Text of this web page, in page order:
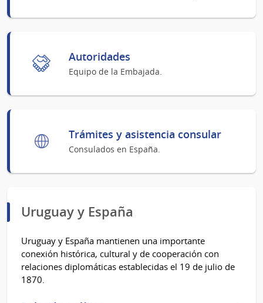
Autoridades
Equipo de la Embajada.
Trámites y asistencia consular
Consulados en España.
Uruguay y España
Uruguay y España mantienen una importante
conexión histórica, cultural y de cooperación con
relaciones diplomáticas establecidas el 19 de julio de
1870.